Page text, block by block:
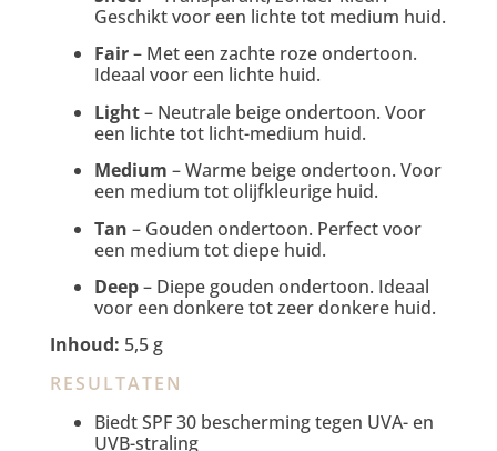
Geschikt voor een lichte tot medium huid.
Fair– Met een zachte roze ondertoon.
Ideaal voor een lichte huid.
Light– Neutrale beige ondertoon. Voor
een lichte tot licht-medium huid.
Medium – Warme beige ondertoon. Voor
een medium tot olijfkleurige huid.
Tan – Gouden ondertoon. Perfect voor
een medium tot diepe huid.
Deep– Diepe gouden ondertoon. Ideaal
voor een donkere tot zeer donkere huid.
Inhoud: 5,5 g
RESULTATEN
Biedt SPF 30 bescherming tegen UVA- en
UVB-straling